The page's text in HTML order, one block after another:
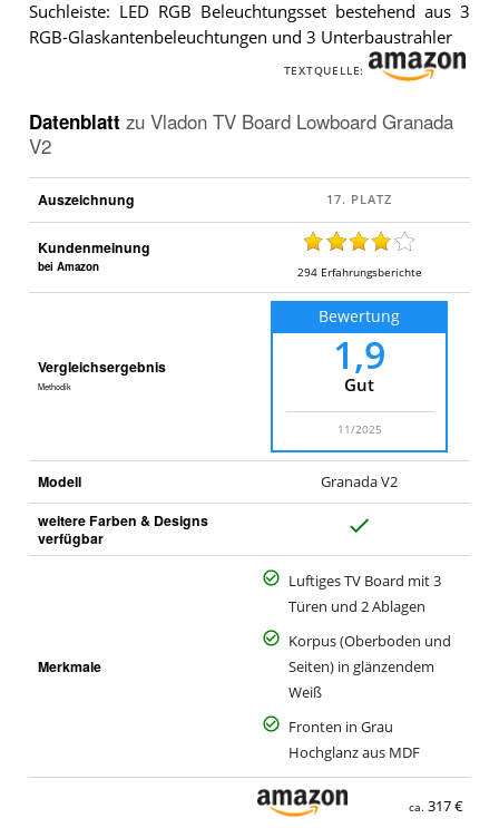
Suchleiste: LED RGB Beleuchtungsset bestehend aus 3
RGB-Glaskantenbeleuchtungen und 3 Unterbaustrahler
TEXTQUELLE:
Datenblatt zu Vladon TV Board Lowboard Granada
V2
Auszeichnung
Kundenmeinung
bei Amazon 294 Erfahrungsberichte
Vergleichsergebnis
Methodik
Bewertung
1,9
Gut
11/2025
Modell Granada V2
weitere Farben & Designs
verfügbar
Merkmale
Luftiges TV Board mit 3
Türen und 2 Ablagen
Korpus (Oberboden und
Seiten) in glänzendem
Weiß
Fronten in Grau
Hochglanz aus MDF
ca. 317 €